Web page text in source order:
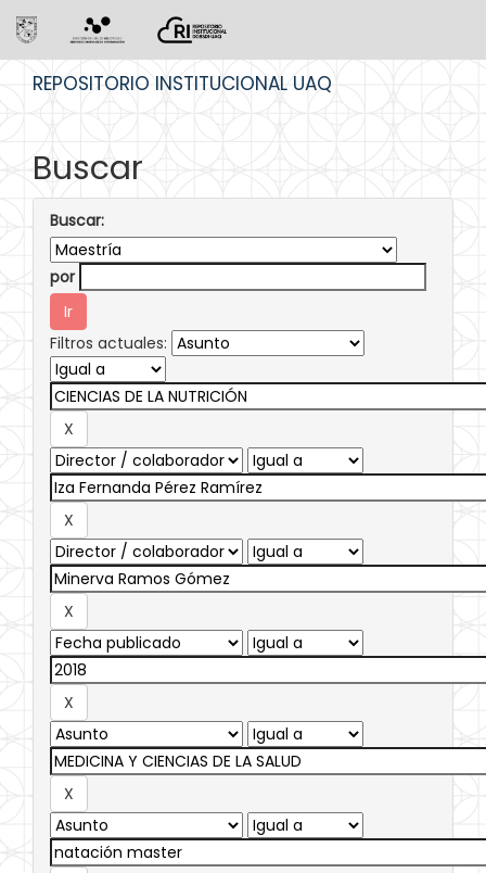
REPOSITORIO INSTITUCIONAL UAQ
Buscar
Buscar:
por
Filtros actuales: